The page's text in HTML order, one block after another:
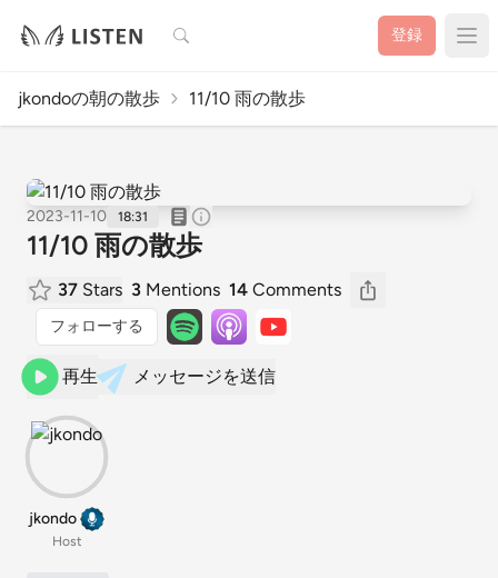
検索 登録
jkondoの朝の散歩 11/10 雨の散歩
2023-11-10 18:31
11/10 雨の散歩
37 Stars 3 Mentions 14 Comments
フォローする
再生 メッセージを送信
jkondo
Host